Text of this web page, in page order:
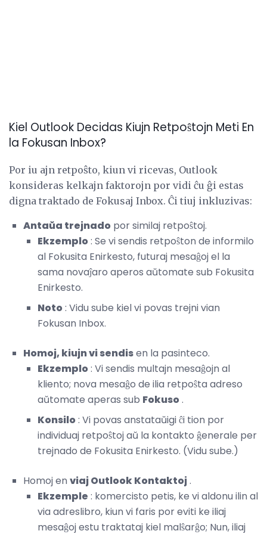
Kiel Outlook Decidas Kiujn Retpoŝtojn Meti En
la Fokusan Inbox?
Por iu ajn retpoŝto, kiun vi ricevas, Outlook
konsideras kelkajn faktorojn por vidi ĉu ĝi estas
digna traktado de Fokusaj Inbox. Ĉi tiuj inkluzivas:
Antaŭa trejnado por similaj retpoŝtoj.
Ekzemplo: Se vi sendis retpoŝton de informilo
al Fokusita Enirkesto, futuraj mesaĝoj el la
sama novaĵaro aperos aŭtomate sub Fokusita
Enirkesto.
Noto: Vidu sube kiel vi povas trejni vian
Fokusan Inbox.
Homoj, kiujn vi sendisen la pasinteco.
Ekzemplo: Vi sendis multajn mesaĝojn al
kliento; nova mesaĝo de ilia retpoŝta adreso
aŭtomate aperas sub Fokuso.
Konsilo: Vi povas anstataŭigi ĉi tion por
individuaj retpoŝtoj aŭ la kontakto ĝenerale per
trejnado de Fokusita Enirkesto. (Vidu sube.)
Homoj en viaj Outlook Kontaktoj.
Ekzemple : komercisto petis, ke vi aldonu ilin al
via adreslibro, kiun vi faris por eviti ke iliaj
mesaĝoj estu traktataj kiel malŝarĝo; Nun, iliaj